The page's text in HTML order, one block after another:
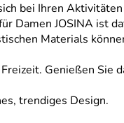
bei Ihren
Damen JOSINA ist
Materials
Genießen Sie
trendiges Design.